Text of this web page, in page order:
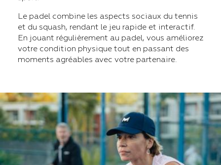
Le padel combine les aspects sociaux du tennis
et du squash, rendant le jeu rapide et interactif.
En jouant régulièrement au padel, vous améliorez
votre condition physique tout en passant des
moments agréables avec votre partenaire.